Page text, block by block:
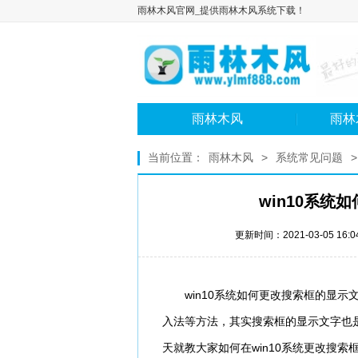
雨林木风官网_提供雨林木风系统下载！
雨林木风 雨
当前位置： 雨林木风 > 系统常见问题
win10系统如
更新时间：2021-03-05
win10系统如何更改搜索框的显示文
入法等方法，其实搜索框的显示文字
天就教大家如何在win10系统更改搜索